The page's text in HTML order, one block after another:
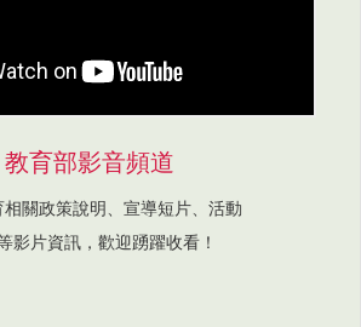
教育部影音頻道
相關政策說明、宣導短片、活動
影片資訊，歡迎踴躍收看！